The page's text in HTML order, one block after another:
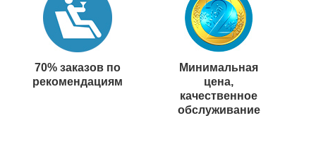
70% заказов по
рекомендациям
Минимальная
цена,
качественное
обслуживание